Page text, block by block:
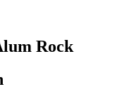
Rock